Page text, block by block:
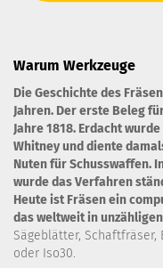
Warum Werkzeuge
Die Geschichte des
Jahren. Der erste Beleg
Jahre 1818. Erdacht
Whitney und diente
Nuten für Schusswaffen.
wurde das Verfahren
Heute ist Fräsen ein
das weltweit in
Sägeblätter, Schaftfräser,
oder Iso30.